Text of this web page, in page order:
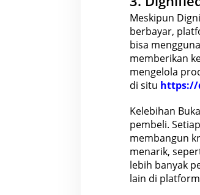
Meskipun
berbayar,
bisa
memberikan
mengelola
di situ https://
Kelebihan
pembeli.
membangun
menarik,
lebih banyak
lain di